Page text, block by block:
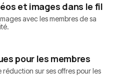
et images dans le fil
avec les membres de sa
pour les membres
sur ses offres pour les